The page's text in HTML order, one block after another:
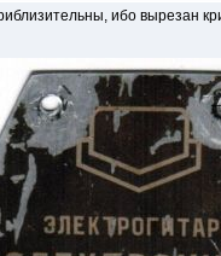
ибо вырезан